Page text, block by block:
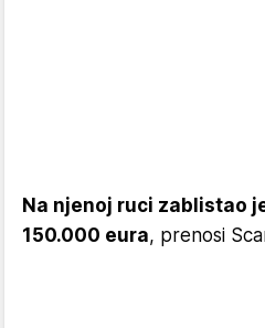
Na njenoj ruci zablistao
150.000 eura, prenosi